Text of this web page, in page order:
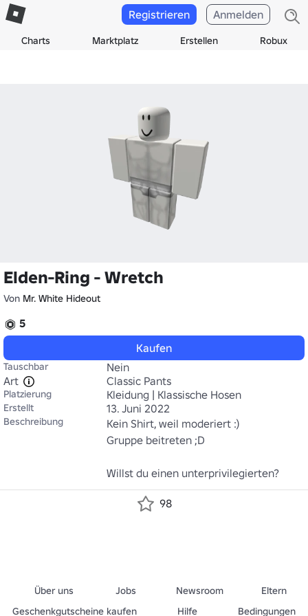
Charts Marktplatz Erstellen Robux
Registrieren Anmelden
Elden-Ring - Wretch
Von Mr. White Hideout
5
Kaufen
Tauschbar
Nein
Art
Classic Pants
Platzierung Kleidung | Klassische Hosen
Erstellt 13. Juni 2022
Beschreibung
Kein Shirt, weil moderiert :)
Gruppe beitreten ;D
Willst du einen unterprivilegierten?
98
Über uns Jobs Newsroom
Eltern
Geschenkgutscheine kaufen
Hilfe Bedingungen